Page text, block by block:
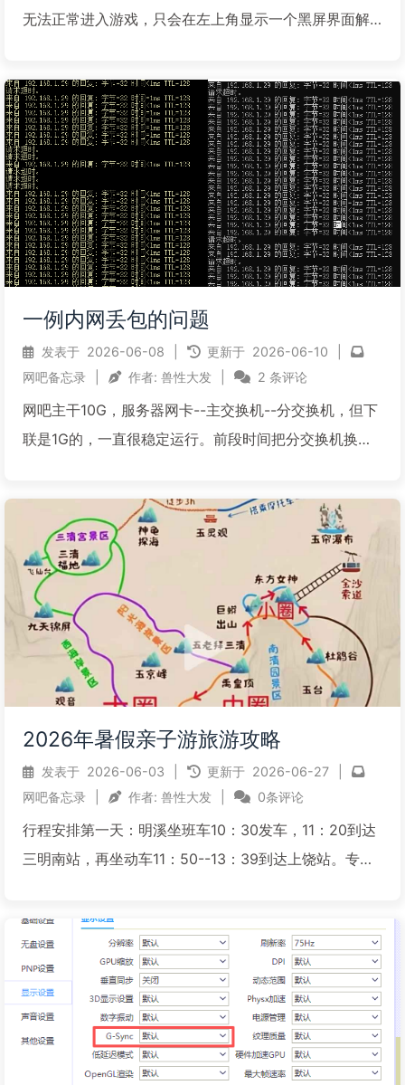
无法正常进入游戏，只会在左上角显示一个黑屏界面解
越火线\X64，找到crossfire.exe，再右键crossfire.exe-
-属性--兼容性...
阅读全文...
一例内网丢包的问题
发表于 2026-06-08 更新于 2026-06-10
网吧备忘录
作者: 兽性大发 2 条评论
网吧主干10G，服务器网卡--主交换机--分交换机，但下
联是1G的，一直很稳定运行。前段时间把分交换机换为
脑，部分是集成2.5G网卡，部分还是1G的网卡。安装好
后，两种网卡测试都算正常。只是2.5G网卡...
阅读全文...
2026年暑假亲子游旅游攻略
发表于 2026-06-03 更新于 2026-06-27
网吧备忘录
作者: 兽性大发 0条评论
行程安排第一天：明溪坐班车10：30发车，11：20到达
三明南站，再坐动车11：50--13：39到达上饶站。专线
不多50元/人，可以不用等直接走。晚上住金沙索道附近
的民宿酒店。由于到达金沙索道才下午1...
阅读全文...